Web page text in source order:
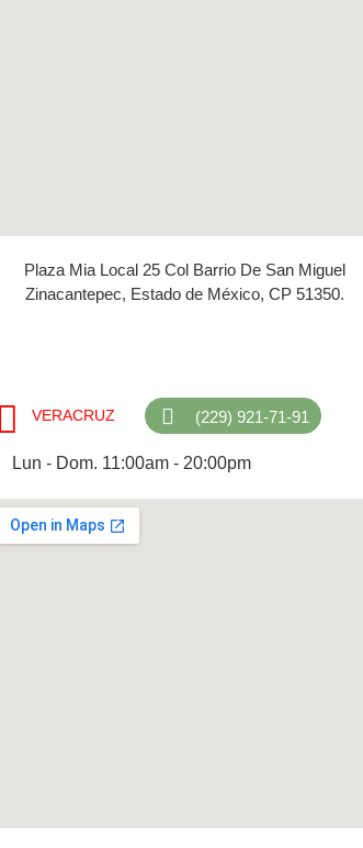
Plaza Mia Local 25 Col Barrio De San Miguel
Zinacantepec, Estado de México, CP 51350.
VERACRUZ (229) 921-71-91
Lun - Dom. 11:00am - 20:00pm